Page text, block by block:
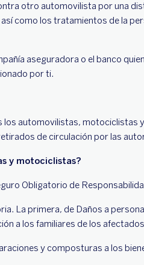
otro automovilista por una
como los tratamientos de la
aseguradora o el banco
por ti.
automovilistas, motociclistas
de circulación por las
y motociclistas?
Obligatorio de
La primera, de Daños a
a los familiares de los
y composturas a los